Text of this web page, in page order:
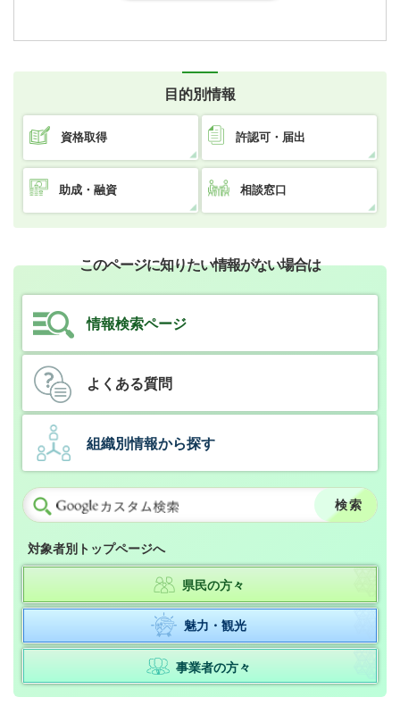
目的別情報
資格取得 許認可・届出
助成・融資 相談窓口
このページに知りたい情報がない場合は
情報検索ページ
よくある質問
組織別情報から探す
対象者別トップページへ
県民の方々
魅力・観光
事業者の方々